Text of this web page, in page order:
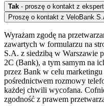
Tak - proszę o kontakt z
Proszę o kontakt z VeloBank
Wyrażam zgodę na
zawartych w formularzu na
S.A. z siedzibą w Warszawie
2C (Bank), a tym samym na
przez Bank w celu
pośrednictwem rozmowy
każdej chwili wycofana.
zgodność z prawem